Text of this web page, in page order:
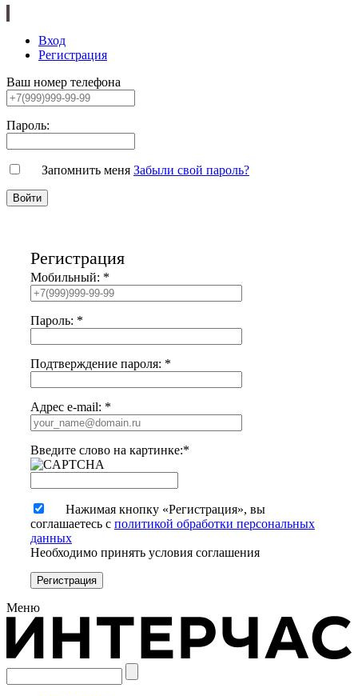
Вход
Регистрация
Ваш номер телефона
Пароль:
Запомнить меня Забыли свой пароль?
Регистрация
Мобильный: *
Пароль: *
Подтверждение пароля: *
Адрес e-mail: *
Введите слово на картинке:*
Нажимая кнопку «Регистрация», вы
соглашаетесь с политикой обработки персональных
данных
Необходимо принять условия соглашения
Меню